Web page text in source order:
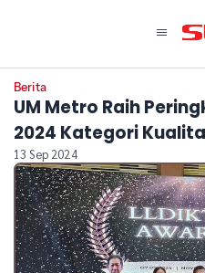
Berita
UM Metro Raih
2024 Kategori
13 Sep 2024